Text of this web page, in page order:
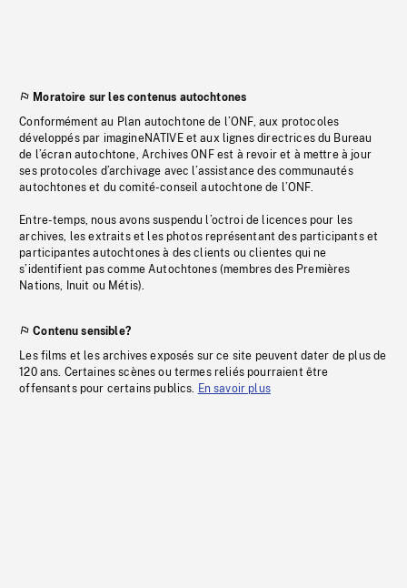
Moratoire sur les contenus autochtones
Conformément au Plan autochtone de l’ONF, aux protocoles
développés par imagineNATIVE et aux lignes directrices du Bureau
de l’écran autochtone, Archives ONF est à revoir et à mettre à jour
ses protocoles d’archivage avec l’assistance des communautés
autochtones et du comité-conseil autochtone de l’ONF.
Entre-temps, nous avons suspendu l’octroi de licences pour les
archives, les extraits et les photos représentant des participants et
participantes autochtones à des clients ou clientes qui ne
s’identifient pas comme Autochtones (membres des Premières
Nations, Inuit ou Métis).
Contenu sensible?
Les films et les archives exposés sur ce site peuvent dater de plus de
120 ans. Certaines scènes ou termes reliés pourraient être
offensants pour certains publics. En savoir plus